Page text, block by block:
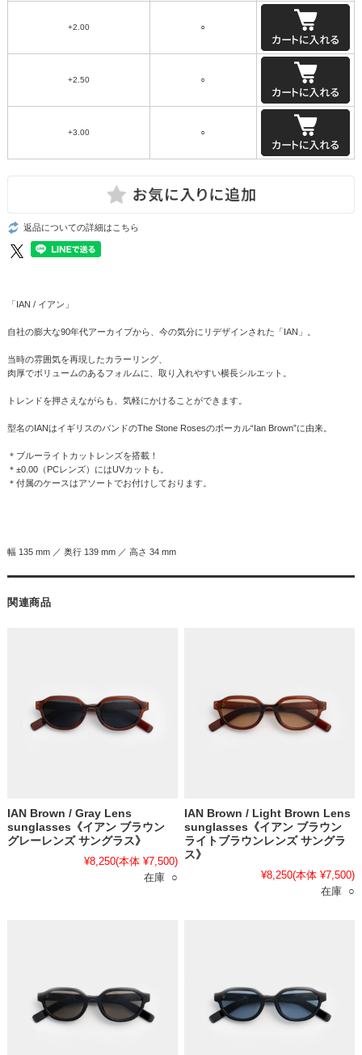
+2.00 ○
+2.50 ○
+3.00 ○
返品についての詳細はこちら
「IAN / イアン」
自社の膨大な90年代アーカイブから、今の気分にリデザインされた「IAN」。
当時の雰囲気を再現したカラーリング、
肉厚でボリュームのあるフォルムに、取り入れやすい横長シルエット。
トレンドを押さえながらも、気軽にかけることができます。
型名のIANはイギリスのバンドのThe Stone Rosesのボーカル“Ian Brown”に由来。
＊ブルーライトカットレンズを搭載！
＊±0.00（PCレンズ）にはUVカットも。
＊付属のケースはアソートでお付けしております。
幅 135 mm ／ 奥行 139 mm ／ 高さ 34 mm
関連商品
IAN Brown / Gray Lens
sunglasses《イアン ブラウン
グレーレンズ サングラス》
¥8,250(本体 ¥7,500)
在庫 ○
IAN Brown / Light Brown Lens
sunglasses《イアン ブラウン
ライトブラウンレンズ サングラ
ス》
¥8,250(本体 ¥7,500)
在庫 ○